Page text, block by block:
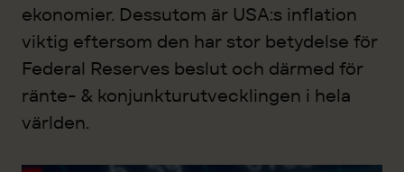
ekonomier. Dessutom är USA:s inflation
viktig eftersom den har stor betydelse för
Federal Reserves beslut och därmed för
ränte- & konjunkturutvecklingen i hela
världen.